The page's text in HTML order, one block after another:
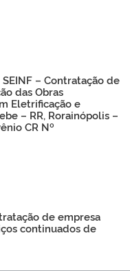
– Contratação de
das Obras
Eletrificação e
– RR, Rorainópolis –
CR Nº
de empresa
continuados de